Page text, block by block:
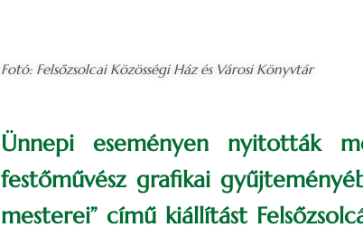
Fotó: Felsőzsolcai Közösségi Ház és Városi Könyvtár
Ünnepi eseményen nyitották
festőművész grafikai
mesterei” című kiállítást